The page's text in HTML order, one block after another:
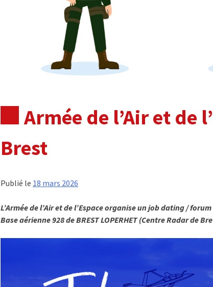
Armée de l’Air et de
Brest
Publié le 18 mars 2026
L’Armée de l’Air et de l’Espace organise un job dating /
Base aérienne 928 de BREST LOPERHET (Centre Radar de